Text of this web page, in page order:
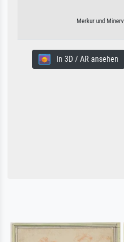
Merkur und
In 3D / AR ansehen